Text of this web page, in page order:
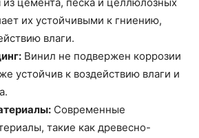
их устойчивыми к гниению,
влаги.
Винил не подвержен коррозии
устойчив к воздействию влаги и
Современные
такие как древесно-